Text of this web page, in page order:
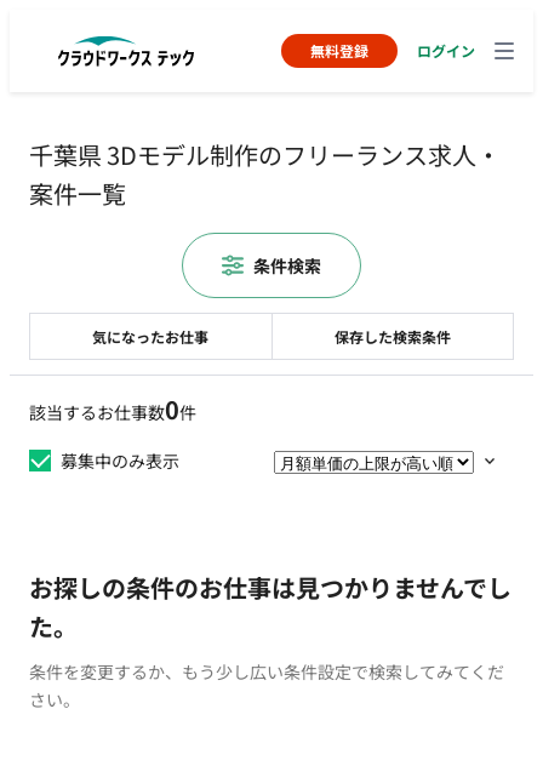
無料登録 ログイン
千葉県 3Dモデル制作のフリーランス求人・
案件一覧
該当するお仕事数0件
募集中のみ表示
お探しの条件のお仕事は見つかりませんでし
た。
条件を変更するか、もう少し広い条件設定で検索してみてくだ
さい。
気になったお仕事 保存した検索条件
条件検索